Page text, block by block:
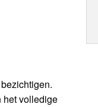
het volledige